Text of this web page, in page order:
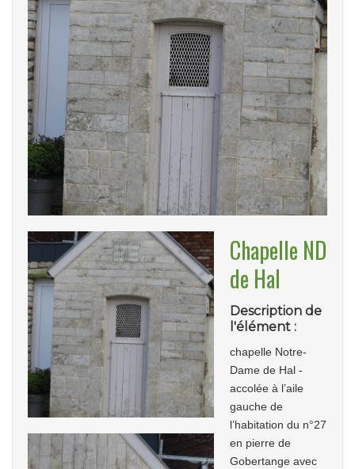
Chapelle ND
de Hal
Description de
l'élément :
chapelle Notre-
Dame de Hal -
accolée à l’aile
gauche de
l’habitation du n°27
en pierre de
Gobertange avec